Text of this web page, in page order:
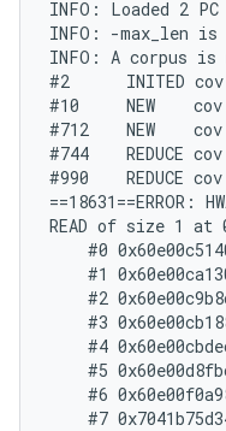
INFO: Loaded 2
INFO: -max_len
INFO: A corpus
#2	INITED cov: 5 ft: 5 corp: 1/1b exec/s: 0 rss: 24Mb
#10	NEW    cov: 6 ft: 6 corp: 2/4b lim: 4 exec/s: 0 rss: 24Mb L: 3/3 MS: 3 CopyPart-ChangeByte-InsertByte-
#712	NEW    cov: 7 ft: 7 corp: 3/9b lim: 8 exec/s: 0 rss: 24Mb L: 5/5 MS: 2 InsertByte-InsertByte-
#744	REDUCE cov: 7 ft: 7 corp: 3/7b lim: 8 exec/s: 0 rss: 25Mb L: 3/3 MS: 2 ShuffleBytes-EraseBytes-
#990	REDUCE cov: 8 ft: 8 corp: 4/10b lim: 8 exec/s: 0 rss: 25Mb L: 3/3 MS: 1 ChangeByte-
READ of size 1 at
#0
#1
#2
#3
#4
#5
#6
#7